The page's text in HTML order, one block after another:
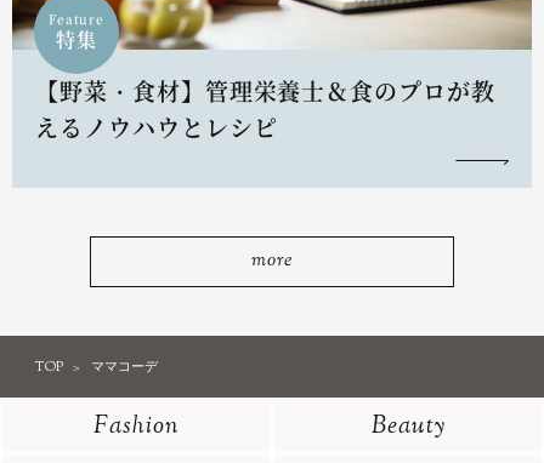
Feature
特集
【野菜・食材】管理栄養士＆食のプロが教
えるノウハウとレシピ
more
TOP ママコーデ
Fashion
Beauty